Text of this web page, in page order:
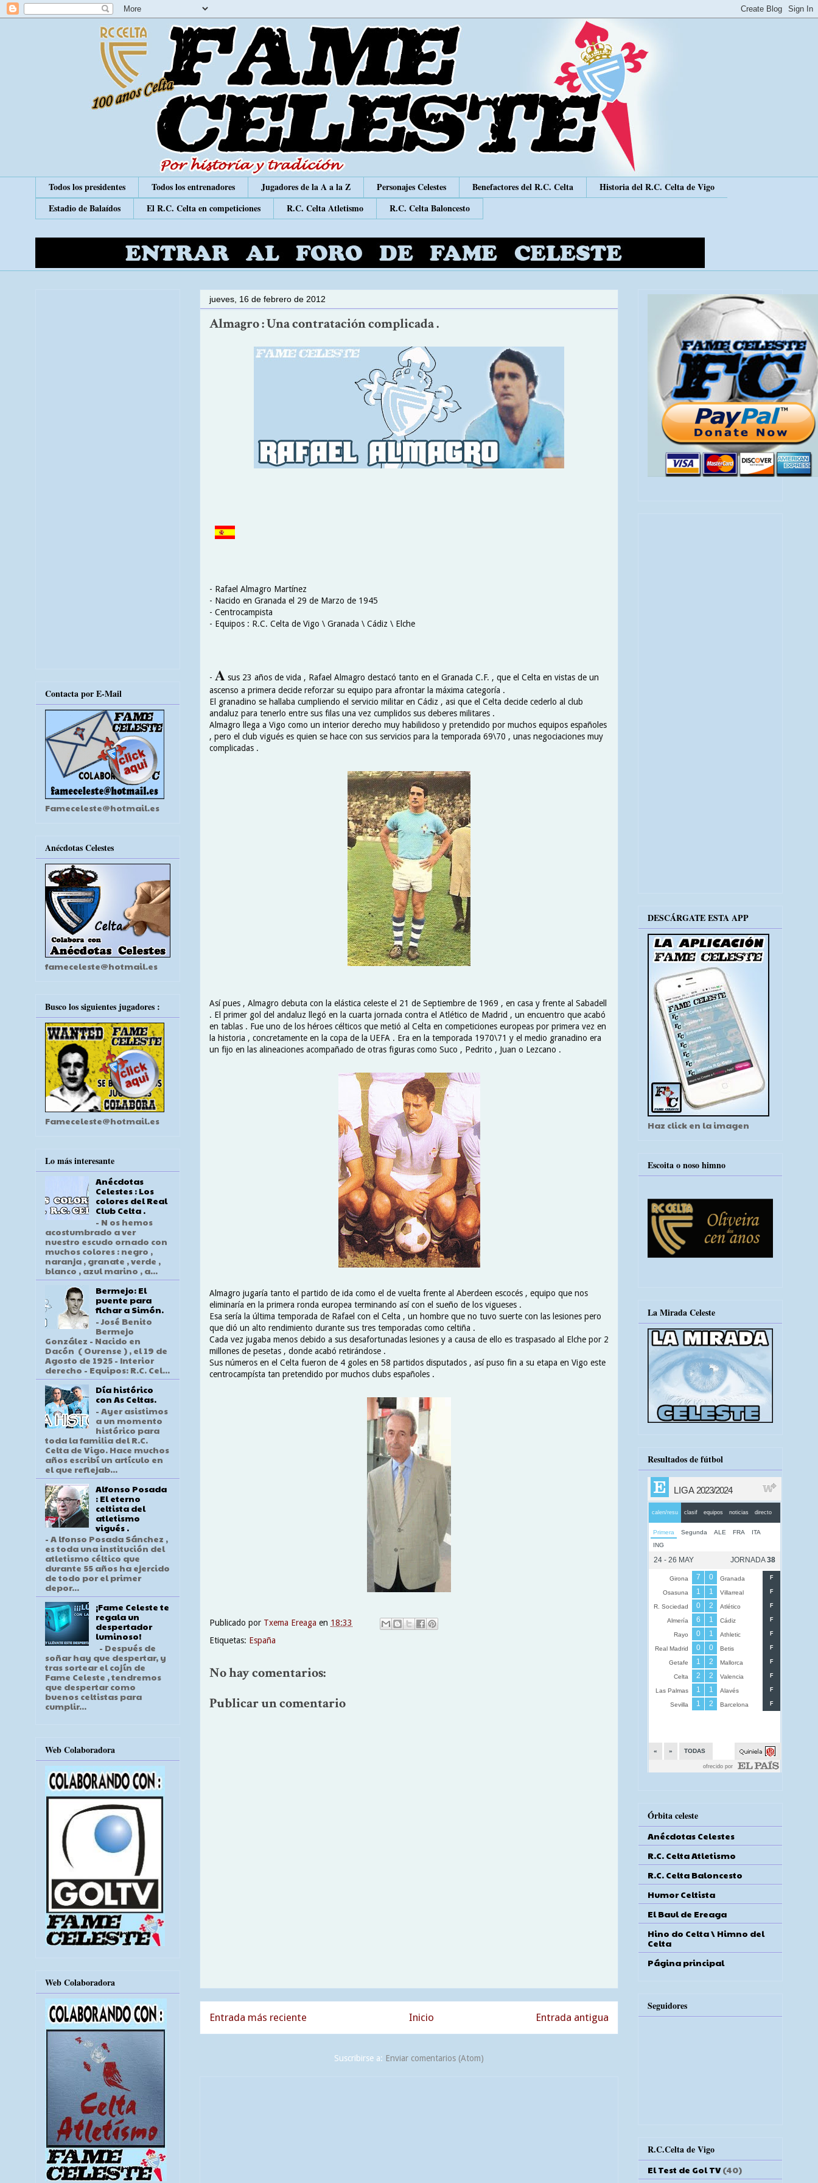
Todos los presidentes Todos los entrenadores Jugadores de la A a la Z Personajes Celestes Benefactores del R.C. Celta
Historia del R.C. Celta de Vigo
Estadio de Balaídos
El R.C. Celta en competiciones R.C. Celta Atletismo R.C. Celta Baloncesto
jueves, 16 de febrero de 2012
Almagro : Una contratación complicada .
- Rafael Almagro Martínez
- Nacido en Granada el 29 de Marzo de 1945
- Centrocampista
- Equipos : R.C. Celta de Vigo \ Granada \ Cádiz \ Elche
- A sus 23 años de vida , Rafael Almagro destacó tanto en el Granada C.F. , que el Celta en vistas de un
ascenso a primera decide reforzar su equipo para afrontar la máxima categoría .
El granadino se hallaba cumpliendo el servicio militar en Cádiz , asi que el Celta decide cederlo al club
andaluz para tenerlo entre sus filas una vez cumplidos sus deberes militares .
Almagro llega a Vigo como un interior derecho muy habilidoso y pretendido por muchos equipos españoles
, pero el club vigués es quien se hace con sus servicios para la temporada 69\70 , unas negociaciones muy
complicadas .
Así pues , Almagro debuta con la elástica celeste el 21 de Septiembre de 1969 , en casa y frente al Sabadell
. El primer gol del andaluz llegó en la cuarta jornada contra el Atlético de Madrid , un encuentro que acabó
en tablas . Fue uno de los héroes célticos que metió al Celta en competiciones europeas por primera vez en
la historia , concretamente en la copa de la UEFA . Era en la temporada 1970\71 y el medio granadino era
un fijo en las alineaciones acompañado de otras figuras como Suco , Pedrito , Juan o Lezcano .
Almagro jugaría tanto el partido de ida como el de vuelta frente al Aberdeen escocés , equipo que nos
eliminaría en la primera ronda europea terminando así con el sueño de los vigueses .
Esa sería la última temporada de Rafael con el Celta , un hombre que no tuvo suerte con las lesiones pero
que dió un alto rendimiento durante sus tres temporadas como celtiña .
Cada vez jugaba menos debido a sus desafortunadas lesiones y a causa de ello es traspasado al Elche por 2
millones de pesetas , donde acabó retirándose .
Sus números en el Celta fueron de 4 goles en 58 partidos disputados , así puso fin a su etapa en Vigo este
centrocampísta tan pretendido por muchos clubs españoles .
Publicado por Txema Ereaga en 18:33
Etiquetas: España
No hay comentarios:
Publicar un comentario
Entrada más reciente Entrada antigua
Inicio
Suscribirse a: Enviar comentarios (Atom)
Contacta por E-Mail
Fameceleste@hotmail.es
Anécdotas Celestes
fameceleste@hotmail.es
Busco los siguientes jugadores :
Fameceleste@hotmail.es
Lo más interesante
Anécdotas
Celestes : Los
colores del Real
Club Celta .
- N os hemos
acostumbrado a ver
nuestro escudo ornado con
muchos colores : negro ,
naranja , granate , verde ,
blanco , azul marino , a...
Bermejo: El
puente para
fichar a Simón.
- José Benito
Bermejo
González - Nacido en
Dacón ( Ourense ) , el 19 de
Agosto de 1925 - Interior
derecho - Equipos: R.C. Cel...
Día histórico
con As Celtas.
- Ayer asistimos
a un momento
histórico para
toda la familia del R.C.
Celta de Vigo. Hace muchos
años escribí un artículo en
el que reflejab...
Alfonso Posada
: El eterno
celtista del
atletismo
vigués .
- A lfonso Posada Sánchez ,
es toda una institución del
atletismo céltico que
durante 55 años ha ejercido
de todo por el primer
depor...
¡Fame Celeste te
regala un
despertador
luminoso!
- Después de
soñar hay que despertar, y
tras sortear el cojín de
Fame Celeste , tendremos
que despertar como
buenos celtistas para
cumplir...
Web Colaboradora
Web Colaboradora
DESCÁRGATE ESTA APP
Haz click en la imagen
Escoita o noso himno
La Mirada Celeste
Resultados de fútbol
Órbita celeste
Anécdotas Celestes
R.C. Celta Atletismo
R.C. Celta Baloncesto
Humor Celtista
El Baul de Ereaga
Hino do Celta \ Himno del
Celta
Página principal
Seguidores
R.C.Celta de Vigo
El Test de Gol TV (40)